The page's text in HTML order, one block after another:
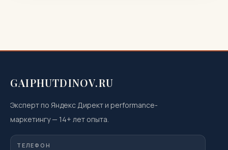
GAIPHUTDINOV.RU
Эксперт по Яндекс Директ и performance-
маркетингу— 14+ лет опыта.
ТЕЛЕФОН